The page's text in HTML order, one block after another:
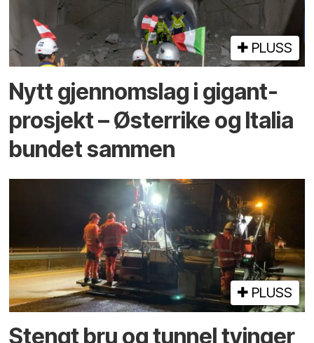
PLUSS
Nytt gjennomslag i gigant­
prosjekt – Østerrike og Italia
bundet sammen
PLUSS
Stengt bru og tunnel tvinger